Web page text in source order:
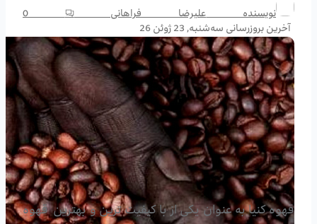
نویسندهعلیرضا فراهانی
0
آخرین بروزرسانی سه‌شنبه, 23 ژوئن 26
قهوه کنیا به عنوان یکی از با کیفیت ترین و بهترین قهوه